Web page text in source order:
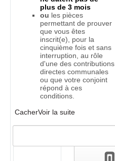
plus de 3 mois
ou les pièces
permettant de prouver
que vous êtes
inscrit(e), pour la
cinquième fois et sans
interruption, au rôle
d'une des contributions
directes communales
ou que votre conjoint
répond à ces
conditions.
CacherVoir la suite
pièces